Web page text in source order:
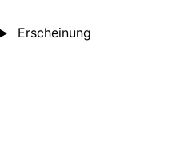
Erscheinung